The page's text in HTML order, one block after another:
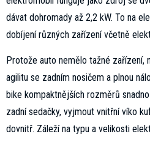
dávat dohromady až 2,2 kW. To na
dobíjení různých zařízení včetně
Protože auto nemělo tažné zařízení,
agilitu se zadním nosičem a plnou
bike kompaktnějších rozměrů
zadní sedačky, vyjmout vnitřní víko
dovnitř. Záleží na typu a velikosti